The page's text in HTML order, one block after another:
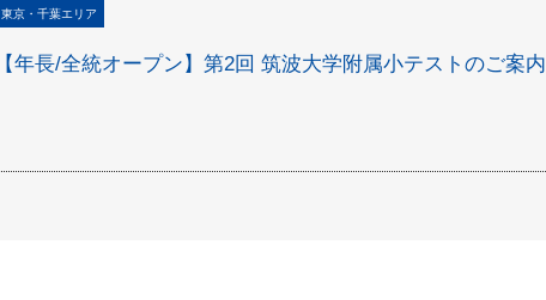
東京・千葉エリア
【年長/全統オープン】第2回 筑波大学附属小テストのご案内